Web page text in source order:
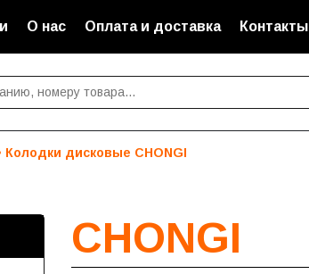
О нас Оплата и доставка Контакты
Колодки дисковые CHONGI
CHONGI